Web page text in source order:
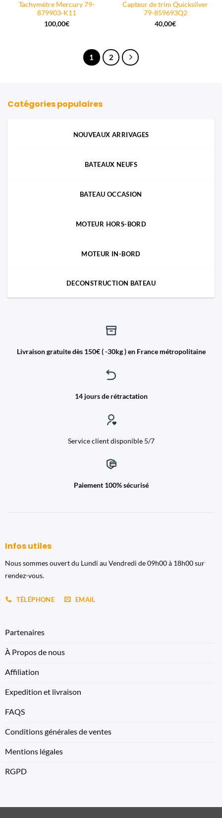
Tachymètre Mercury 79-
879903-K11
100,00€
Capteur de trim Quicksilver
79-859693Q2
40,00€
1 2
Catégories populaires
NOUVEAUX ARRIVAGES
BATEAUX NEUFS
BATEAU OCCASION
MOTEUR HORS-BORD
MOTEUR IN-BORD
DECONSTRUCTION BATEAU
Livraison gratuite dès 150€ ( -30kg ) en France métropolitaine
14 jours de rétractation
Service client disponible 5/7
Paiement 100% sécurisé
Infos utiles
Nous sommes ouvert du Lundi au Vendredi de 09h00 à 18h00 sur
rendez-vous.
TÉLÉPHONE EMAIL
Partenaires
À Propos de nous
Affiliation
Expedition et livraison
FAQS
Conditions générales de ventes
Mentions légales
RGPD